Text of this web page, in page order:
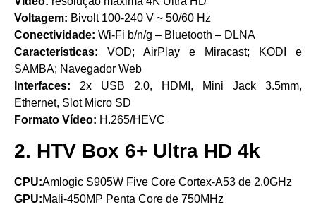
Voltagem: Bivolt 100-240 V ~ 50/60 Hz
Conectividade: Wi-Fi b/n/g – Bluetooth – DLNA
Características: VOD; AirPlay e Miracast; KODI e
SAMBA; Navegador Web
Interfaces: 2x USB 2.0, HDMI, Mini Jack 3.5mm,
Ethernet, Slot Micro SD
Formato Vídeo: H.265/HEVC
2. HTV Box 6+ Ultra HD 4k
CPU:Amlogic S905W Five Core Cortex-A53 de 2.0GHz
GPU:Mali-450MP Penta Core de 750MHz